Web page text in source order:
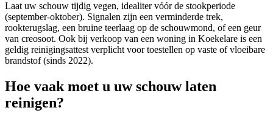
Laat uw schouw tijdig vegen, idealiter vóór de stookperiode
(september-oktober). Signalen zijn een verminderde trek,
rookterugslag, een bruine teerlaag op de schouwmond, of een geur
van creosoot. Ook bij verkoop van een woning in Koekelare is een
geldig reinigingsattest verplicht voor toestellen op vaste of vloeibare
brandstof (sinds 2022).
Hoe vaak moet u uw schouw laten
reinigen?